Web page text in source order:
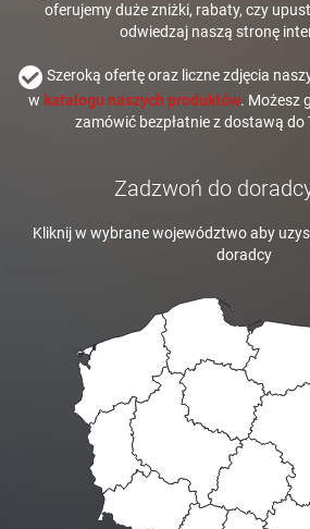
oferujemy duże zniżki, rabaty, czy
odwiedzaj naszą stronę
Szeroką ofertę oraz liczne zdjęcia
w katalogu naszych produktów. Możesz
zamówić bezpłatnie z dostawą do
Zadzwoń do
Kliknij w wybrane województwo aby
doradcy